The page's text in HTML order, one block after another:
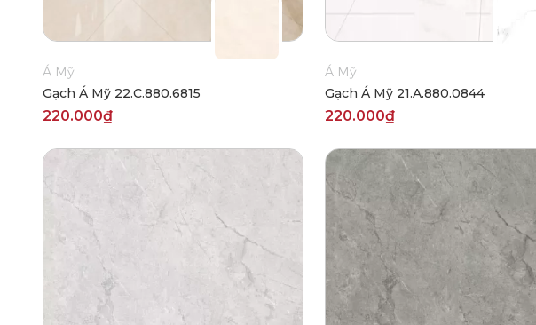
Á Mỹ
Gạch Á Mỹ 22.C.880.6815
220.000₫
Á Mỹ
Gạch Á Mỹ 21.A.880.0844
220.000₫